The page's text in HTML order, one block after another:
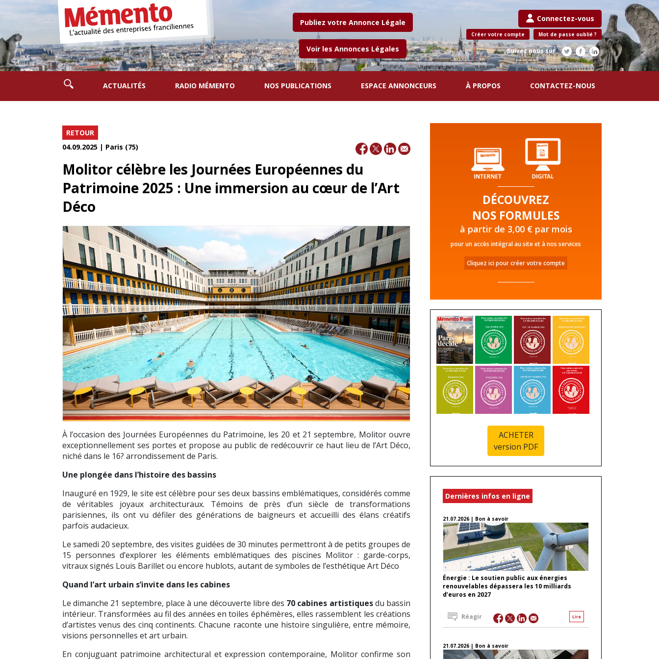
Publiez votre Annonce Légale
Voir les Annonces Légales
Connectez-vous
Créer votre compte Mot de passe oublié ?
Suivez nous sur
ACTUALITÉS RADIO MÉMENTO NOS PUBLICATIONS ESPACE ANNONCEURS À PROPOS CONTACTEZ-NOUS
RETOUR
04.09.2025 | Paris (75)
Molitor célèbre les Journées Européennes du
Patrimoine 2025 : Une immersion au cœur de l’Art
Déco
À l’occasion des Journées Européennes du Patrimoine, les 20 et 21 septembre, Molitor ouvre
exceptionnellement ses portes et propose au public de redécouvrir ce haut lieu de l’Art Déco,
niché dans le 16? arrondissement de Paris.
Une plongée dans l’histoire des bassins
Inauguré en 1929, le site est célèbre pour ses deux bassins emblématiques, considérés comme
de véritables joyaux architecturaux. Témoins de près d’un siècle de transformations
parisiennes, ils ont vu défiler des générations de baigneurs et accueilli des élans créatifs
parfois audacieux.
Le samedi 20 septembre, des visites guidées de 30 minutes permettront à de petits groupes de
15 personnes d’explorer les éléments emblématiques des piscines Molitor : garde-corps,
vitraux signés Louis Barillet ou encore hublots, autant de symboles de l’esthétique Art Déco
Quand l’art urbain s’invite dans les cabines
Le dimanche 21 septembre, place à une découverte libre des 70 cabines artistiquesdu bassin
intérieur. Transformées au fil des années en toiles éphémères, elles rassemblent les créations
d’artistes venus des cinq continents. Chacune raconte une histoire singulière, entre mémoire,
visions personnelles et art urbain.
En conjuguant patrimoine architectural et expression contemporaine, Molitor confirme son
DÉCOUVREZ
NOS FORMULES
à partir de 3,00 € par mois
pour un accès intégral au site et à nos services
Cliquez ici pour créer votre compte
ACHETER
version PDF
Dernières infos en ligne
21.07.2026 | Bon à savoir
Énergie : Le soutien public aux énergies
renouvelables dépassera les 10 milliards
d’euros en 2027
Lire
Réagir
21.07.2026 | Bon à savoir